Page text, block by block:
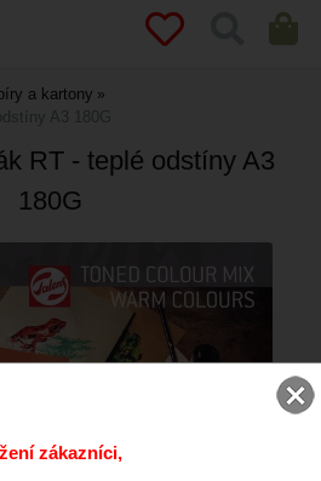
a kartony
A3 180G
RT - teplé odstíny A3
180G
zákazníci,